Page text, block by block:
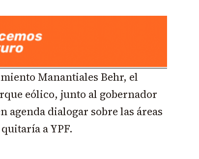
Manantiales Behr, el
eólico, junto al gobernador
agenda dialogar sobre las áreas
a YPF.